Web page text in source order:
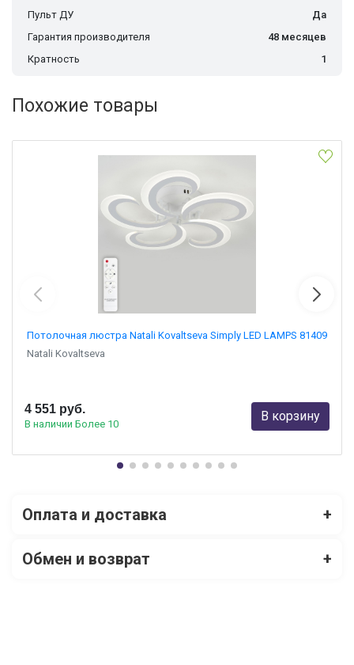
Пульт ДУ
Да
Гарантия производителя
48 месяцев
Кратность
1
Похожие товары
Потолочная люстра Natali Kovaltseva Simply LED LAMPS 81409
Natali Kovaltseva
4 551 руб.
В наличии Более 10
В корзину
Оплата и доставка +
Обмен и возврат +